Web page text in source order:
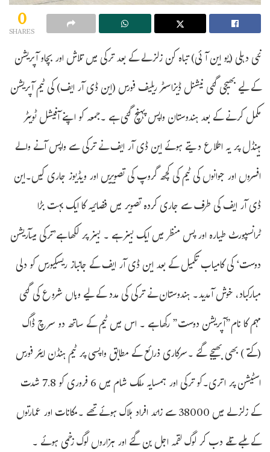
0
SHARES
نئی دہلی (یو این آئی) تباہ کن زلزلے کے بعد ترکی میں تلاش اور بچاو آپریشن
کے لیے بھیجی گئی نیشنل ڈیزاسٹر ریلیف فورس (این ڈی آر ایف) کی ٹیم آپریشن
مکمل کرنے کے بعد ہندوستان واپس پہنچ گئی ہے ۔جمعہ کو اپنے آفیشل ٹویٹر
ہینڈل پر یہ اطلاع دیتے ہوئے این ڈی آر ایف نے ترکی سے واپس آنے والے
افسروں اور جوانوں کی ٹیم کی کچھ گروپ کی تصویریں اور ویڈیوز جاری کیں۔این
ڈی آر ایف کی طرف سے جاری کردہ تصویر میں فضائیہ کا ایک بہت بڑا
ٹرانسپورٹ طیارہ اور پس منظر میں ایک بینر ہے ۔ بینر پر لکھا ہے’ترکی میںآریشن
دوست‘ کی کامیاب تکمیل کے بعد این ڈی آر ایف کے جانباز ریسکیورس کو دلی
مبارکباد، خوش آمدید۔ ہندوستان نے ترکی کی مدد کے لیے وہاں شروع کی گئی
مہم کا نام”آپریشن دوست” رکھا ہے ۔ اس میں ٹیم کے ساتھ دو سرچ ڈاگ
(کتے ) بھی بھیجے گئے ۔سرکاری ذرائع کے مطابق واپسی پر ٹیم ہنڈن ایئر فورس
اسٹیشن پر اتری۔کو ترکی اور ہمسایہ ملک شام میں 6 فروری کو 7.8 شدت
کے زلزلے میں 38000 سے زائد افراد ہلاک ہوئے تھے ۔مکانات اور عمارتوں
کے ملبے تلے دب کر لوگ لقمہ اجل بن گئے اور ہزاروں لوگ زخمی ہوئے ۔